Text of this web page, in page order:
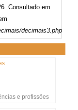
Consultado em
decimais3.php
e profissões